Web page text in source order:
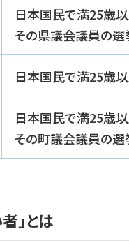
日本国民で満25歳
その県議会議員の選
日本国民で満25歳
日本国民で満25歳
その町議会議員の選
」とは